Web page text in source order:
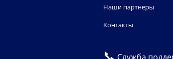
Наши партнеры
Контакты
📞